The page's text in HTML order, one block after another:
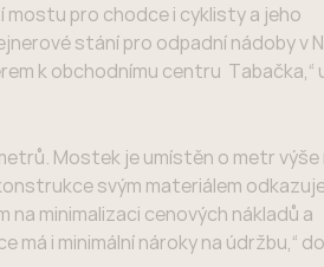
mostu pro chodce i cyklisty a jeho
stání pro odpadní nádoby v
k obchodnímu centru Tabačka,“
Mostek je umístěn o metr
svým materiálem
minimalizaci cenových nákladů a
i minimální nároky na údržbu,“